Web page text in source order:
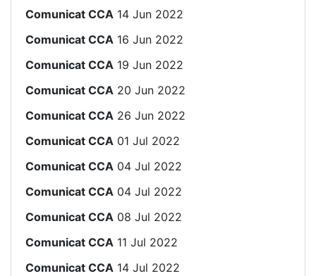
Comunicat CCA 14 Jun 2022
Comunicat CCA 16 Jun 2022
Comunicat CCA 19 Jun 2022
Comunicat CCA 20 Jun 2022
Comunicat CCA 26 Jun 2022
Comunicat CCA 01 Jul 2022
Comunicat CCA 04 Jul 2022
Comunicat CCA 04 Jul 2022
Comunicat CCA 08 Jul 2022
Comunicat CCA 11 Jul 2022
Comunicat CCA 14 Jul 2022